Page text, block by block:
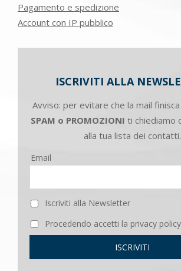
Pagamento e spedizione
Account con IP pubblico
ISCRIVITI ALLA
Avviso: per evitare che la mail
SPAM o PROMOZIONI ti chiediamo
alla tua lista dei contatti.
Email
Iscriviti alla Newsletter
Procedendo accetti la privacy policy